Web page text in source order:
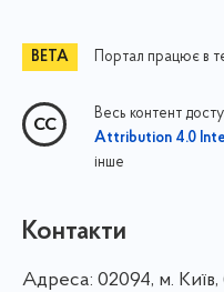
Портал працює в
Весь контент
Attribution 4.0
інше
Контакти
Адреса: 02094, м. Київ,